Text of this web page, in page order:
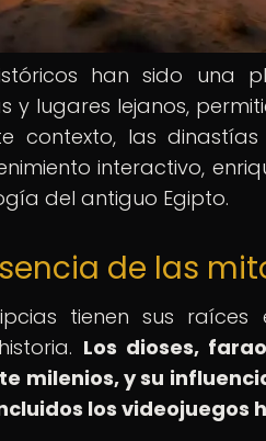
han sido
y lugares lejanos,
contexto, las
interactivo,
del antiguo Egipto.
de las
tienen sus
Los dioses,
milenios, y su
los videojuegos